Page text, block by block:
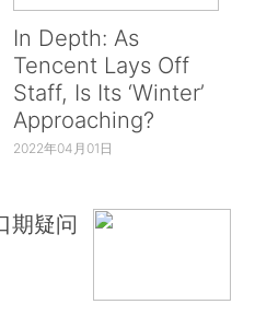
In Depth: As
Tencent Lays Off
Staff, Is Its ‘Winter’
Approaching?
2022年04月01日
期疑问